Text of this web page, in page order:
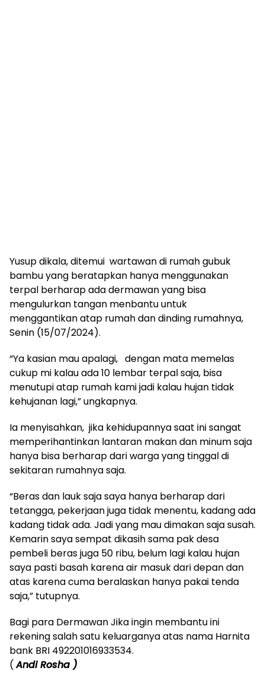
Yusup dikala, ditemui wartawan di rumah gubuk
bambu yang beratapkan hanya menggunakan
terpal berharap ada dermawan yang bisa
mengulurkan tangan menbantu untuk
menggantikan atap rumah dan dinding rumahnya,
Senin (15/07/2024).
“Ya kasian mau apalagi, dengan mata memelas
cukup mi kalau ada 10 lembar terpal saja, bisa
menutupi atap rumah kami jadi kalau hujan tidak
kehujanan lagi,” ungkapnya.
Ia menyisahkan, jika kehidupannya saat ini sangat
memperihantinkan lantaran makan dan minum saja
hanya bisa berharap dari warga yang tinggal di
sekitaran rumahnya saja.
“Beras dan lauk saja saya hanya berharap dari
tetangga, pekerjaan juga tidak menentu, kadang ada
kadang tidak ada. Jadi yang mau dimakan saja susah.
Kemarin saya sempat dikasih sama pak desa
pembeli beras juga 50 ribu, belum lagi kalau hujan
saya pasti basah karena air masuk dari depan dan
atas karena cuma beralaskan hanya pakai tenda
saja,” tutupnya.
Bagi para Dermawan Jika ingin membantu ini
rekening salah satu keluarganya atas nama Harnita
bank BRI 492201016933534.
(Andi Rosha )